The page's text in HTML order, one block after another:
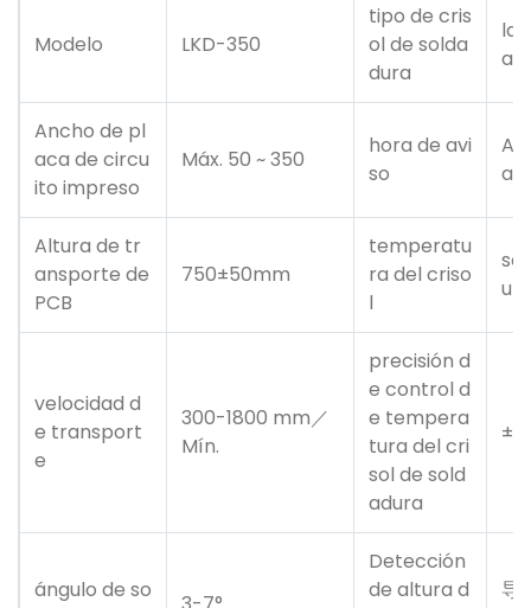
Modelo LKD-350
tipo de cris
ol de solda
dura
la
Ancho de pl
aca de circu
ito impreso
Máx. 50 ~ 350
hora de avi
so
Altura de tr
ansporte de
PCB
750±50mm
temperatu
ra del criso
l
se
velocidad d
e transport
e
300-1800 mm／
Mín.
precisión d
e control d
e tempera
tura del cri
sol de sold
adura
ángulo de so
Detección
de altura d
导